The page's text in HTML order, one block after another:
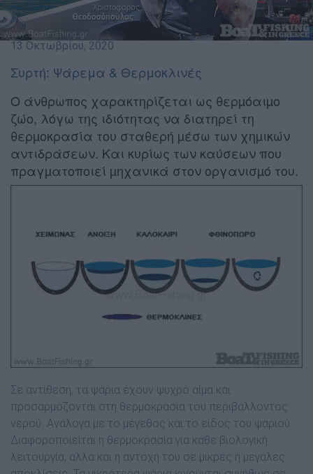
13 Οκτωβρίου, 2020
Συρτή: Ψάρεμα & Θερμοκλινές
Ο άνθρωπος χαρακτηρίζεται ως θερµόαιµο
ζώο, λόγω της ιδιότητας να διατηρεί τη
θερµοκρασία του σταθερή µέσω των χηµικών
αντιδράσεων. Και κυρίως των καύσεων που
πραγµατοποιεί µηχανικά στον οργανισµό του.
Σε αντίθεση, τα ψάρια έχουν ψυχρό αίµα και
προσαρµόζονται στη θερµοκρασία του περιβάλλοντος
νερού. Ανάλογα µε το µέγεθος και το είδος του ψαριού.
Διαφοροποιείται η θερµοκρασία για κάθε βιολογική
λειτουργία, αλλά και η αντοχή του σε µικρές ή µεγάλες